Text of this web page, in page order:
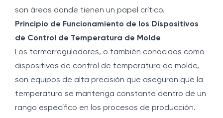
son áreas donde tienen un papel crítico.
Principio de Funcionamiento de los Dispositivos
de Control de Temperatura de Molde
Los termorreguladores, o también conocidos como
dispositivos de control de temperatura de molde,
son equipos de alta precisión que aseguran que la
temperatura se mantenga constante dentro de un
rango específico en los procesos de producción.